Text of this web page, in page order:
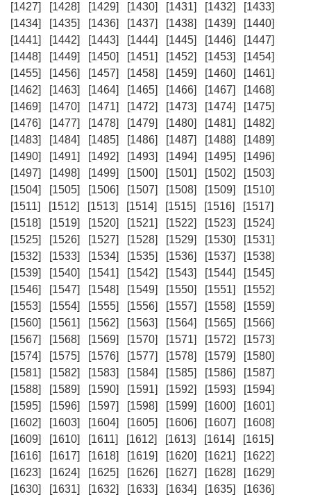
[1427]
[1428] [1429] [1430] [1431] [1432]
[1433]
[1434]
[1435] [1436] [1437] [1438] [1439]
[1440]
[1441]
[1442] [1443] [1444] [1445] [1446]
[1447]
[1448]
[1449] [1450] [1451] [1452] [1453]
[1454]
[1455]
[1456] [1457] [1458] [1459] [1460]
[1461]
[1462]
[1463] [1464] [1465] [1466] [1467]
[1468]
[1469]
[1470] [1471] [1472] [1473] [1474]
[1475]
[1476]
[1477] [1478] [1479] [1480] [1481]
[1482]
[1483]
[1484] [1485] [1486] [1487] [1488]
[1489]
[1490]
[1491] [1492] [1493] [1494] [1495]
[1496]
[1497]
[1498] [1499] [1500] [1501] [1502]
[1503]
[1504]
[1505] [1506] [1507] [1508] [1509]
[1510]
[1511]
[1512] [1513] [1514] [1515] [1516]
[1517]
[1518]
[1519] [1520] [1521] [1522] [1523]
[1524]
[1525]
[1526] [1527] [1528] [1529] [1530]
[1531]
[1532]
[1533] [1534] [1535] [1536] [1537]
[1538]
[1539]
[1540] [1541] [1542] [1543] [1544]
[1545]
[1546]
[1547] [1548] [1549] [1550] [1551]
[1552]
[1553]
[1554] [1555] [1556] [1557] [1558]
[1559]
[1560]
[1561] [1562] [1563] [1564] [1565]
[1566]
[1567]
[1568] [1569] [1570] [1571] [1572]
[1573]
[1574]
[1575] [1576] [1577] [1578] [1579]
[1580]
[1581]
[1582] [1583] [1584] [1585] [1586]
[1587]
[1588]
[1589] [1590] [1591] [1592] [1593]
[1594]
[1595]
[1596] [1597] [1598] [1599] [1600]
[1601]
[1602]
[1603] [1604] [1605] [1606] [1607]
[1608]
[1609]
[1610] [1611] [1612] [1613] [1614]
[1615]
[1616]
[1617] [1618] [1619] [1620] [1621]
[1622]
[1623]
[1624] [1625] [1626] [1627] [1628]
[1629]
[1630]
[1631] [1632] [1633] [1634] [1635]
[1636]